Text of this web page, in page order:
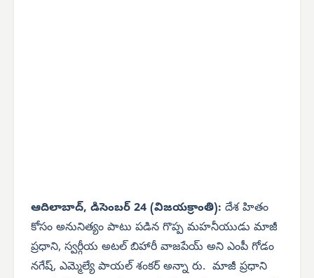
ఆదిలాబాద్, డిసెంబర్ 24 (విజయక్రాంతి): దేశ హితం
కోసం అనునిత్యం పాటు పడిన గొప్ప మహనీయుడు మాజీ
ప్రధాని, స్వర్గీయ అటల్ బిహారీ వాజపేయ్ అని ఎంపీ గోడం
నగేష్, ఎమ్మెల్యే పాయల్ శంకర్ అన్నా రు. మాజీ ప్రధాని